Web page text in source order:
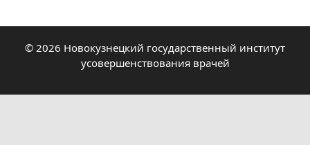
© 2026 Новокузнецкий государственный институт
усовершенствования врачей